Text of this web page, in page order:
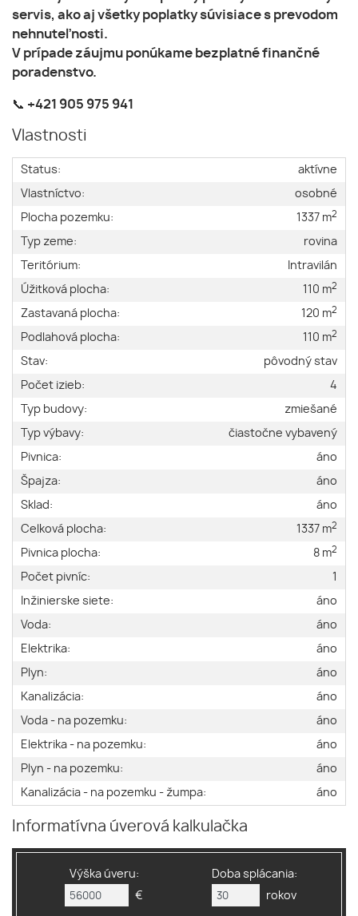
servis, ako aj všetky poplatky súvisiace s prevodom
nehnuteľnosti.
V prípade záujmu ponúkame bezplatné finančné
poradenstvo.
📞 +421 905 975 941
Vlastnosti
Status:
aktívne
Vlastníctvo:
osobné
Plocha pozemku:
1337 m2
Typ zeme:
rovina
Teritórium:
Intravilán
Úžitková plocha:
110 m2
Zastavaná plocha: 120 m2
Podlahová plocha: 110 m2
Stav:
pôvodný stav
Počet izieb:
4
Typ budovy:
zmiešané
Typ výbavy:
čiastočne vybavený
Pivnica:
áno
Špajza:
áno
Sklad:
áno
Celková plocha:
1337 m2
Pivnica plocha: 8 m2
Počet pivníc:
1
Inžinierske siete:
áno
Voda:
áno
Elektrika:
áno
Plyn:
áno
Kanalizácia:
áno
Voda - na pozemku:
áno
Elektrika - na pozemku:
áno
Plyn - na pozemku:
áno
Kanalizácia - na pozemku - žumpa:
áno
Informatívna úverová kalkulačka
Výška úveru:
€
Doba splácania:
rokov